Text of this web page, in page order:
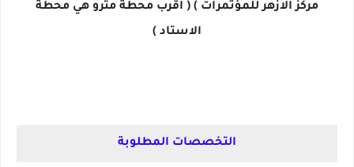
مركز الازهر للمؤتمرات ) ( اقرب محطة مترو هي محطة
الاستاد )
التخصصات المطلوبة